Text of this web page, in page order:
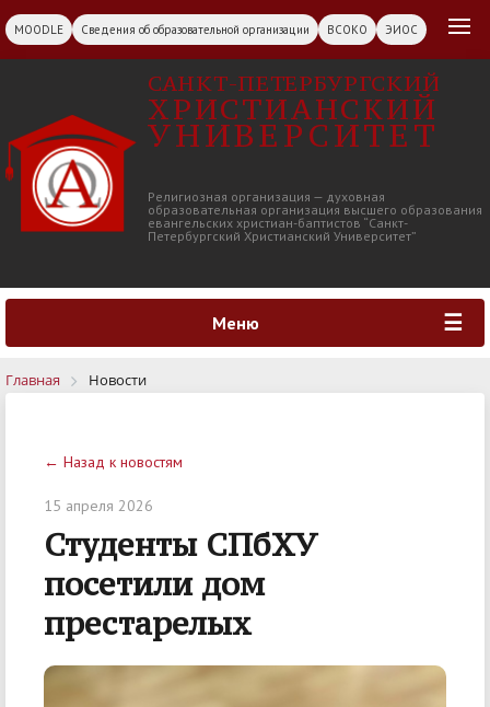
MOODLE Сведения об образовательной организации ВСОКО ЭИОС
САНКТ-ПЕТЕРБУРГСКИЙ
ХРИСТИАНСКИЙ
УНИВЕРСИТЕТ
Религиозная организация — духовная
образовательная организация высшего образования
евангельских христиан-баптистов “Санкт-
Петербургский Христианский Университет”
Меню
Главная Новости
← Назад к новостям
15 апреля 2026
Студенты СПбХУ
посетили дом
престарелых